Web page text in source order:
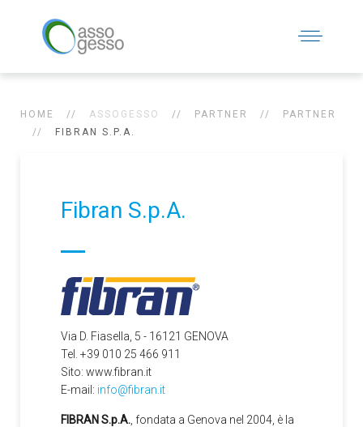
HOME ASSOGESSO PARTNER
PARTNER
FIBRAN S.P.A.
Fibran S.p.A.
Via D. Fiasella, 5 - 16121 GENOVA
Tel. +39 010 25 466 911
Sito: www.fibran.it
E-mail: info@fibran.it
FIBRAN S.p.A. , fondata a Genova nel 2004, è la